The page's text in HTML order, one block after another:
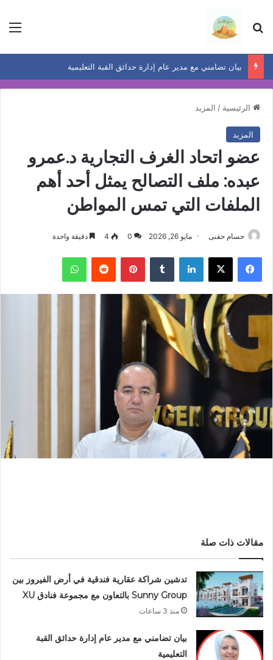
بحث عن
بيان تضامني مع مدير عام إدارة حدائق القبة التعليمية
الرئيسية / المزيد
المزيد
عضو اتحاد الغرف التجارية د.عمرو
عبده: ملف التصالح يمثل أحد أهم
الملفات التي تمس المواطن
حسام حفنى مايو 26, 2026 0
4 دقيقة واحدة
فيسبوك ‫X لينكدإن بينتيريست واتساب
مقالات ذات صلة
تدشين شراكة عقارية فندقية في أرض الفيروز بين
Sunny Group بالتعاون مع مجموعة فنادق XU
منذ 3 ساعات
بيان تضامني مع مدير عام إدارة حدائق القبة
التعليمية